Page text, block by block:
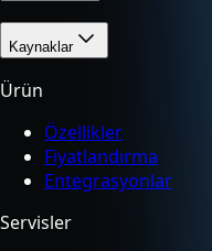
Kaynaklar
Ürün
Özellikler
Fiyatlandırma
Entegrasyonlar
Servisler